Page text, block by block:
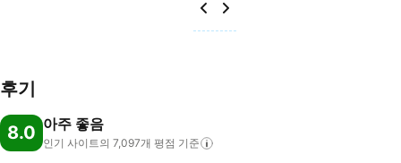
후기
8.0 아주 좋음
인기 사이트의 7,097개 평점 기준